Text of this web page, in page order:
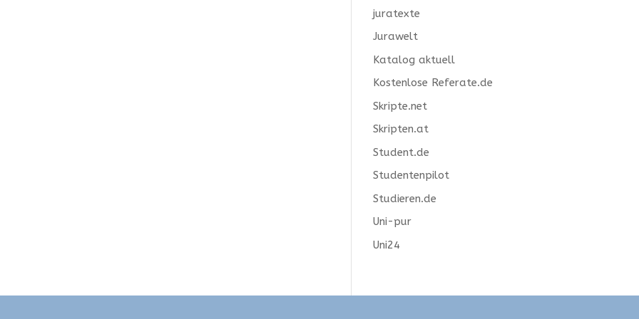
juratexte
Jurawelt
Katalog aktuell
Kostenlose Referate.de
Skripte.net
Skripten.at
Student.de
Studentenpilot
Studieren.de
Uni-pur
Uni24